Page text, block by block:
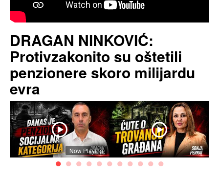
DRAGAN NINKOVIĆ:
Protivzakonito su oštetili
penzionere skoro milijardu
evra
Now Playing
●●●●●●●●●●●